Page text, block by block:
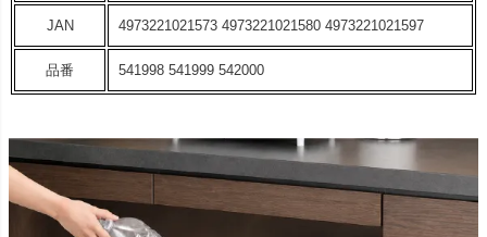
JAN 4973221021573 4973221021580 4973221021597
品番 541998 541999 542000